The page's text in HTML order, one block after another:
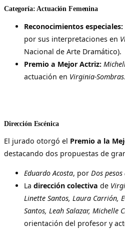
Categoría: Actuación Femenina
Reconocimientos especiales:
por sus interpretaciones en
Nacional de Arte Dramático).
Premio a Mejor Actriz:
actuación en Virginia-Sombras.
Dirección Escénica
El jurado otorgó el Premio a la
destacando dos propuestas de
Eduardo Acosta, por Dos
La dirección colectiva de
Linette Santos, Laura Carrión,
Santos, Leah Salazar, Michelle
orientación del profesor y